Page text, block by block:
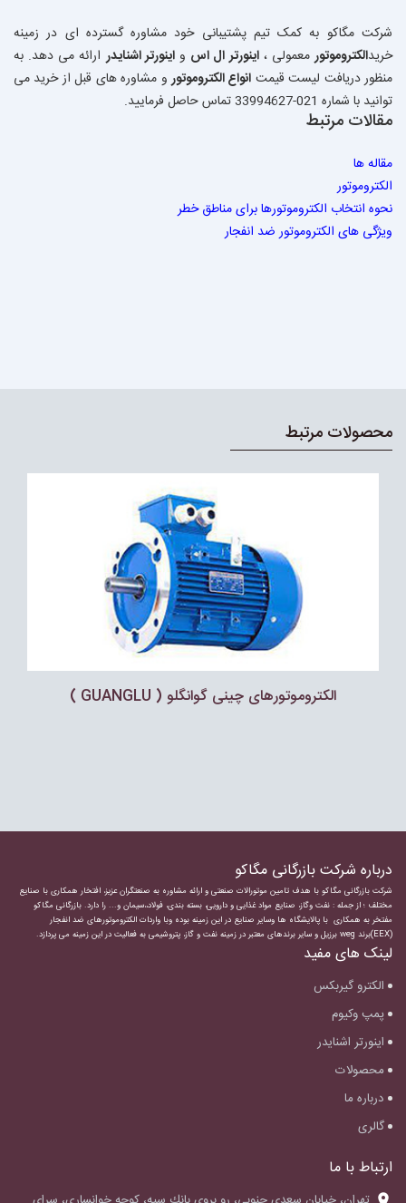
شرکت مگاکو به کمک تیم پشتیبانی خود مشاوره گسترده ای در زمینه
خریدالکتروموتورمعمولی ،اینورتر ال اس واینورتر اشنایدر ارائه می دهد. به
منظور دریافت لیست قیمت انواعالکتروموتور و مشاوره های قبل از خرید می
توانید با شماره 021-33994627 تماس حاصل فرمایید.
مقالات مرتبط
مقاله ها
الکتروموتور
نحوه انتخاب الکتروموتورها برای مناطق خطر
ویژگی های الکتروموتور ضد انفجار
محصولات مرتبط
الکتروموتورهای چینی گوانگلو ( GUANGLU )
درباره شرکت بازرگانی مگاکو
شرکت بازرگانی مگاکو با هدف تامین موتورالات صنعتی و ارائه مشاوره به صنعتگران عزیز، افتخار همکاری با صنایع
مختلف ؛ از جمله : نفت وگاز، صنایع مواد غذایی و دارویی، بسته بندی، فولاد،،سیمان و... را دارد. بازرگانی مگاکو
مفتخر به همکاری با پالایشگاه ها وسایر صنایع در این زمینه بوده وبا واردات الکتروموتورهای ضد انفجار
(EEX)برند weg برزیل و سایر برندهای معتبر در زمینه نفت و گاز، پتروشیمی به فعالیت در این زمینه می پردازد.
لینک های مفید
الکترو گیربکس
پمپ وکیوم
اینورتر اشنایدر
محصولات
درباره ما
گالری
ارتباط با ما